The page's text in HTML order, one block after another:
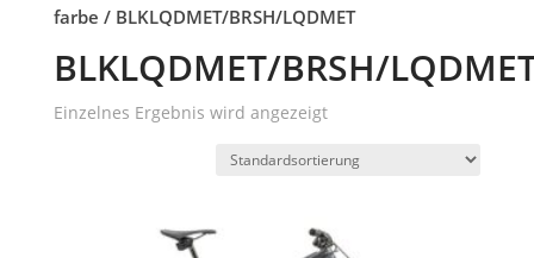
farbe / BLKLQDMET/BRSH/LQDMET
BLKLQDMET/BRSH/
Einzelnes Ergebnis wird angezeigt